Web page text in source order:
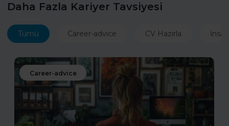
Daha Fazla Kariyer Tavsiyesi
Tümü Career-advice CV Hazırla
Career-advice